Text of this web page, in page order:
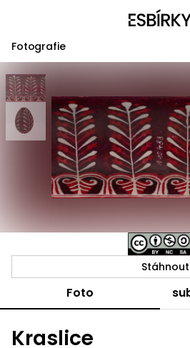
Kraslice
Fotografie
Stáhnout
Foto